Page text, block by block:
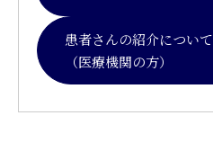
患者さんの紹介について
（医療機関の方）